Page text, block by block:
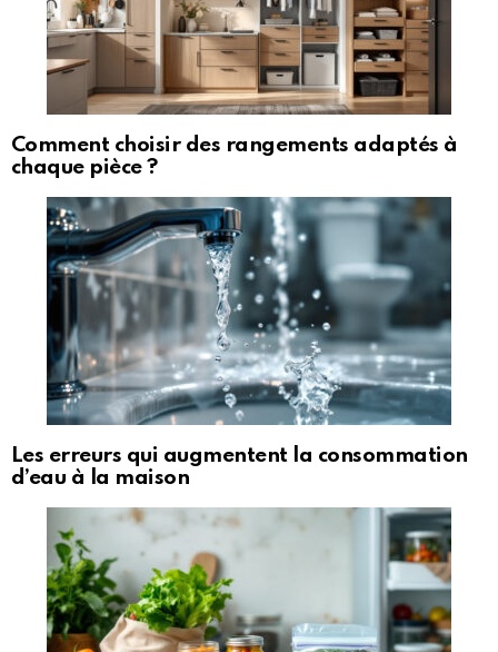
Comment choisir des rangements adaptés à
chaque pièce ?
Les erreurs qui augmentent la consommation
d’eau à la maison